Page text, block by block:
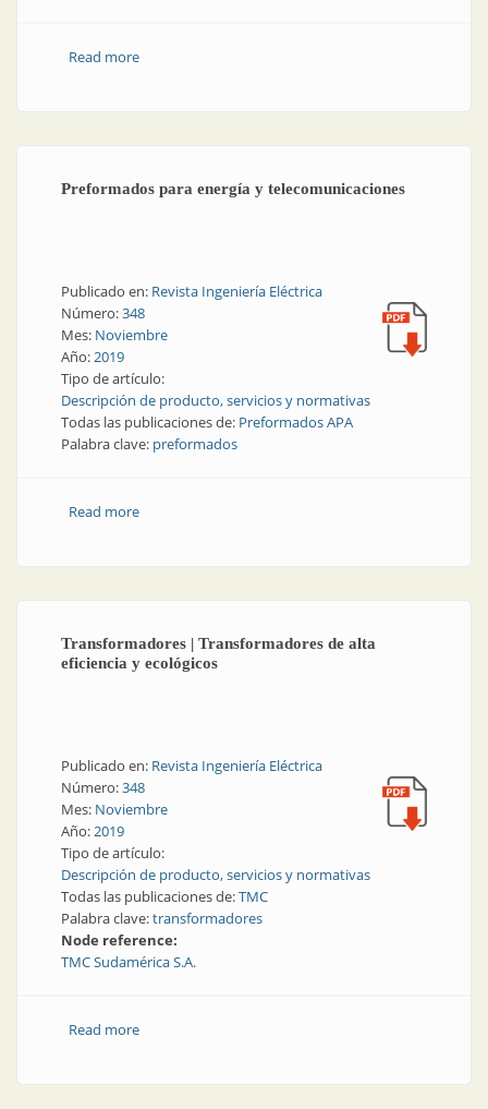
Read moreabout Cables eléctricos aislados
Preformados para energía y telecomunicaciones
Publicado en: Revista Ingeniería Eléctrica
Número:348
Mes: Noviembre
Año:2019
Tipo de artículo:
Descripción de producto, servicios y normativas
Todas las publicaciones de: Preformados APA
Palabra clave: preformados
Read moreabout Preformados para energía y
Transformadores | Transformadores de alta
eficiencia y ecológicos
Publicado en: Revista Ingeniería Eléctrica
Número:348
Mes: Noviembre
Año:2019
Tipo de artículo:
Descripción de producto, servicios y normativas
Todas las publicaciones de:TMC
Palabra clave:transformadores
Node reference:
TMC Sudamérica S.A.
Read moreabout Transformadores | Transformadores de alta